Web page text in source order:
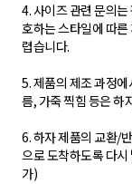
4. 사이즈 관련 문의
호하는 스타일에 따
렵습니다.
5. 제품의 제조 과정
름, 가죽 찍힘 등은 하
6. 하자 제품의 교환/
으로 도착하도록 다
가)